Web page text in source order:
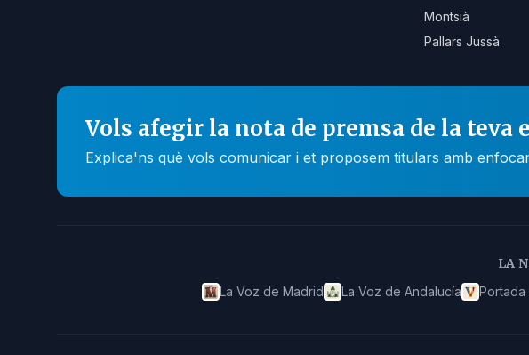
Montsià
Pallars Jussà
Vols afegir la nota de premsa de la teva
Explica'ns què vols comunicar i et proposem titulars amb
LA
La Voz de Madrid La Voz de Andalucía Portada